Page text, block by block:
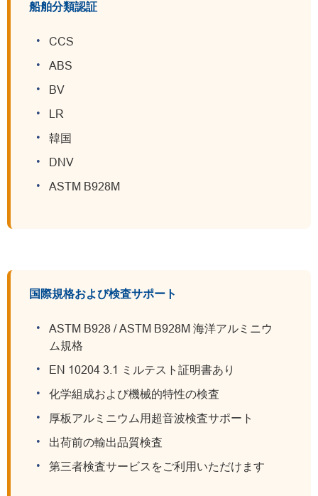
船舶分類認証
CCS
ABS
BV
LR
韓国
DNV
ASTM B928M
国際規格および検査サポート
ASTM B928 / ASTM B928M 海洋アルミニウ
ム規格
EN 10204 3.1 ミルテスト証明書あり
化学組成および機械的特性の検査
厚板アルミニウム用超音波検査サポート
出荷前の輸出品質検査
第三者検査サービスをご利用いただけます